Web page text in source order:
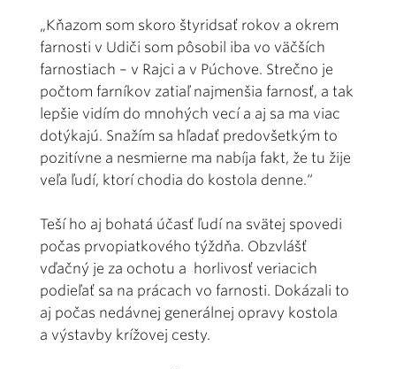
„Kňazom som skoro štyridsať rokov a okrem
farnosti v Udiči som pôsobil iba vo väčších
farnostiach – v Rajci a v Púchove. Strečno je
počtom farníkov zatiaľ najmenšia farnosť, a tak
lepšie vidím do mnohých vecí a aj sa ma viac
dotýkajú. Snažím sa hľadať predovšetkým to
pozitívne a nesmierne ma nabíja fakt, že tu žije
veľa ľudí, ktorí chodia do kostola denne.“
Teší ho aj bohatá účasť ľudí na svätej spovedi
počas prvopiatkového týždňa. Obzvlášť
vďačný je za ochotu a horlivosť veriacich
podieľať sa na prácach vo farnosti. Dokázali to
aj počas nedávnej generálnej opravy kostola
a výstavby krížovej cesty.